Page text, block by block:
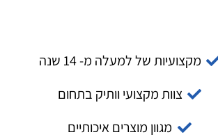
מקצועיות של למעלה מ- 14 שנה
צוות מקצועי וותיק בתחום
מגוון מוצרים איכותיים